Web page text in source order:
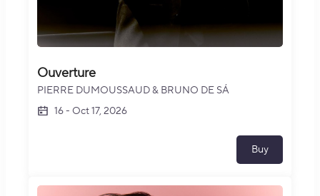
Ouverture
PIERRE DUMOUSSAUD & BRUNO DE SÁ
16- Oct 17, 2026
Buy